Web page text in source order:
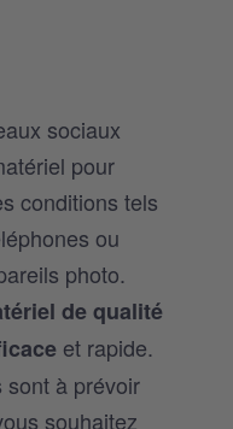
sociaux
pour
conditions tels
ou
photo.
de qualité
et rapide.
sont à prévoir
souhaitez